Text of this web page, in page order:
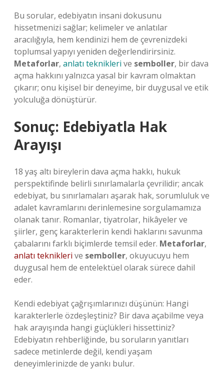
Bu sorular, edebiyatın insani dokusunu
hissetmenizi sağlar; kelimeler ve anlatılar
aracılığıyla, hem kendinizi hem de çevrenizdeki
toplumsal yapıyı yeniden değerlendirirsiniz.
Metaforlar, anlatı teknikleri ve semboller, bir dava
açma hakkını yalnızca yasal bir kavram olmaktan
çıkarır; onu kişisel bir deneyime, bir duygusal ve etik
yolculuğa dönüştürür.
Sonuç: Edebiyatla Hak
Arayışı
18 yaş altı bireylerin dava açma hakkı, hukuk
perspektifinde belirli sınırlamalarla çevrilidir; ancak
edebiyat, bu sınırlamaları aşarak hak, sorumluluk ve
adalet kavramlarını derinlemesine sorgulamamıza
olanak tanır. Romanlar, tiyatrolar, hikâyeler ve
şiirler, genç karakterlerin kendi haklarını savunma
çabalarını farklı biçimlerde temsil eder. Metaforlar,
anlatı teknikleri ve semboller, okuyucuyu hem
duygusal hem de entelektüel olarak sürece dahil
eder.
Kendi edebiyat çağrışımlarınızı düşünün: Hangi
karakterlerle özdeşleştiniz? Bir dava açabilme veya
hak arayışında hangi güçlükleri hissettiniz?
Edebiyatın rehberliğinde, bu soruların yanıtları
sadece metinlerde değil, kendi yaşam
deneyimlerinizde de yankı bulur.